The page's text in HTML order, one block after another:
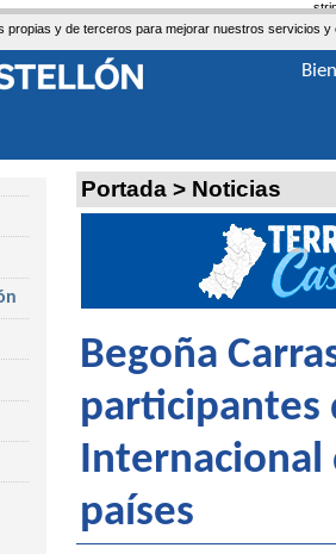
propias y de terceros para mejorar nuestros servicios
Portada > Noticias
Begoña
participantes
Internacional
países